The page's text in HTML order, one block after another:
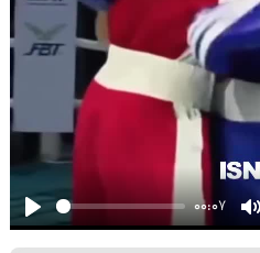
Play
00:07